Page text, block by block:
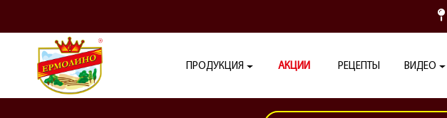
ПРОДУКЦИЯ АКЦИИ РЕЦЕПТЫ ВИДЕО